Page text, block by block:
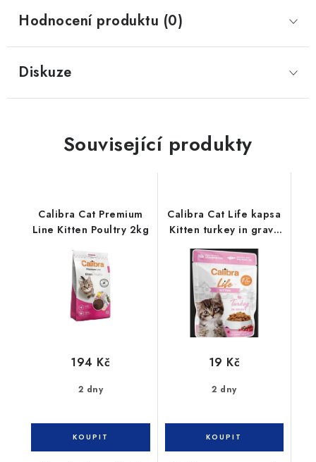
Hodnocení produktu (0)
Diskuze
Související produkty
Calibra Cat Premium
Line Kitten Poultry 2kg
2 dny
194 Kč
Calibra Cat Life kapsa
Kitten turkey in gravy
85g
2 dny
19 Kč